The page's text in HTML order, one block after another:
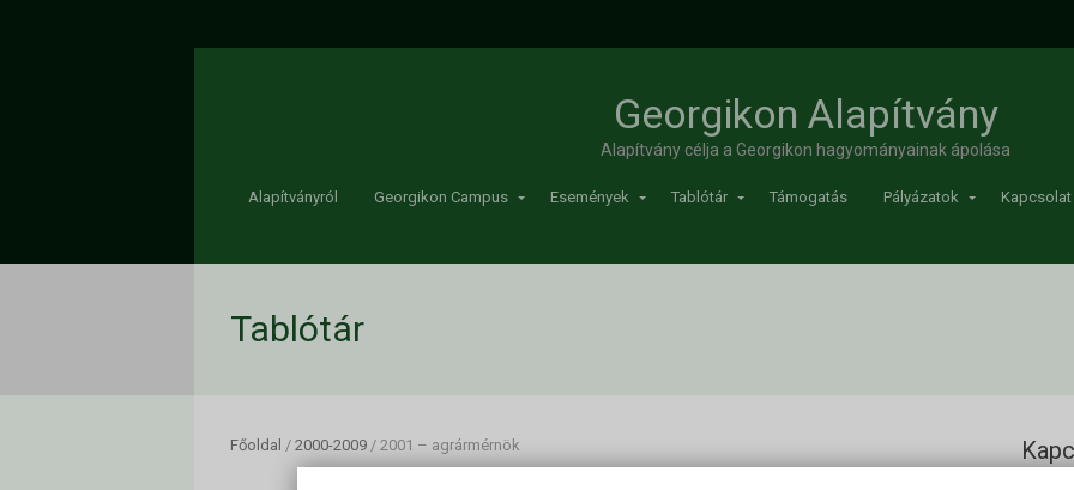
Georgikon Alapítvány
Alapítvány célja a Georgikon hagyományainak ápolása
Alapítványról Georgikon Campus Események Tablótár Támogatás Pályázatok Kapcsolat
Tablótár
Főoldal / 2000-2009 / 2001 – agrármérnök